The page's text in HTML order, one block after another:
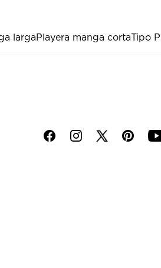
largaPlayera manga cortaTipo
f i p